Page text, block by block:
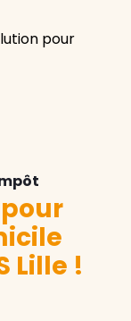
pour
Lille !